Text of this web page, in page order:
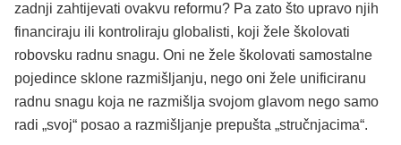
zadnji zahtijevati ovakvu reformu? Pa zato što upravo njih
financiraju ili kontroliraju globalisti, koji žele školovati
robovsku radnu snagu. Oni ne žele školovati samostalne
pojedince sklone razmišljanju, nego oni žele unificiranu
radnu snagu koja ne razmišlja svojom glavom nego samo
radi „svoj“ posao a razmišljanje prepušta „stručnjacima“.